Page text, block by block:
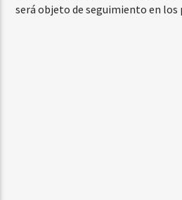
será objeto de seguimiento en los